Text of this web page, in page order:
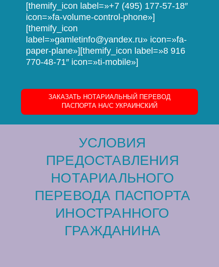
[themify_icon label=»+7 (495) 177-57-18″
icon=»fa-volume-control-phone»]
[themify_icon
label=»gamletinfo@yandex.ru» icon=»fa-
paper-plane»][themify_icon label=»8 916
770-48-71″ icon=»ti-mobile»]
ЗАКАЗАТЬ НОТАРИАЛЬНЫЙ ПЕРЕВОД
ПАСПОРТА НА/C УКРАИНСКИЙ
УСЛОВИЯ
ПРЕДОСТАВЛЕНИЯ
НОТАРИАЛЬНОГО
ПЕРЕВОДА ПАСПОРТА
ИНОСТРАННОГО
ГРАЖДАНИНА